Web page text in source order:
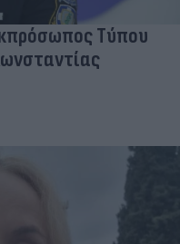
Τύπου